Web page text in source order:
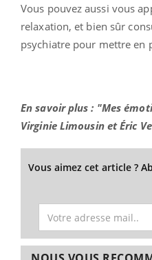
Vous pouvez aussi vous
relaxation, et bien sûr
psychiatre pour mettre en
En savoir plus : "Mes
Virginie Limousin et Éric
Vous aimez cet article ?